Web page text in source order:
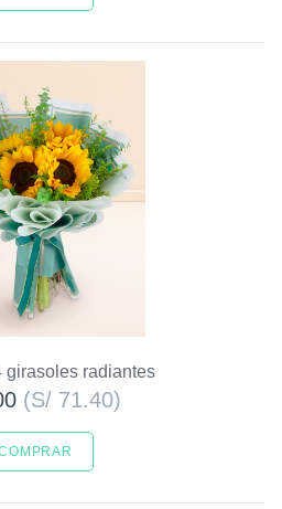
girasoles radiantes
(S/ 71.40)